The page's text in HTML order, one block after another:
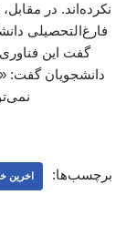
نکرده‌اند. در
فارغ‌التحصیلی
گفت این
دانشجویان گفت:
برچسب‌ها: اخرین